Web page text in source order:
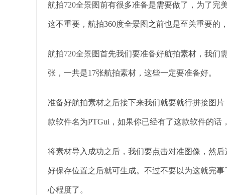
航拍720全景图前有很多准备是需要做了，为了完
这不重要，航拍360度全景图之前也是至关重要的
航拍720全景图首先我们要准备好航拍素材，我们
张，一共是17张航拍素材，这些一定要准备好。
准备好航拍素材之后接下来我们就要就行拼接图
款软件名为PTGui，如果你已经有了这款软件的话
将素材导入成功之后，我们要点击对准图像，然
好保存位置之后就可生成。不过不要以为这就完
心程度了。